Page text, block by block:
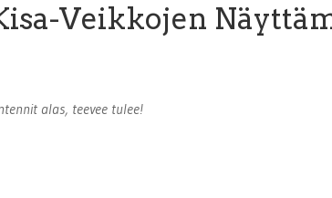
Veikkojen
alas, teevee tulee!